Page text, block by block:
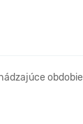
obdobie